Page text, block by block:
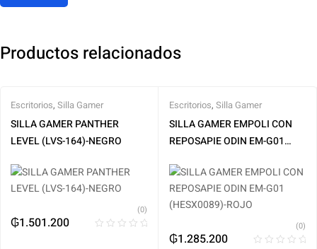
Productos relacionados
Escritorios, Silla Gamer
SILLA GAMER PANTHER
LEVEL (LVS-164)-NEGRO
₲1.501.200
(0)
Escritorios, Silla Gamer
SILLA GAMER EMPOLI CON
REPOSAPIE ODIN EM-G01
₲1.285.200
(0)